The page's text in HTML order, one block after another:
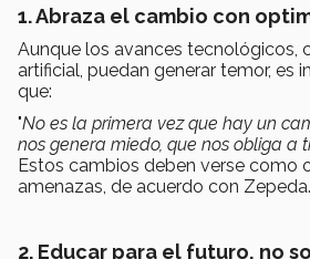
1. Abraza el cambio con
Aunque los avances tecnológicos,
artificial, puedan generar temor, es
que:
"No es la primera vez que hay un
nos genera miedo, que nos obliga a
Estos cambios deben verse como
amenazas, de acuerdo con Zepeda.
2. Educar para el futuro, no